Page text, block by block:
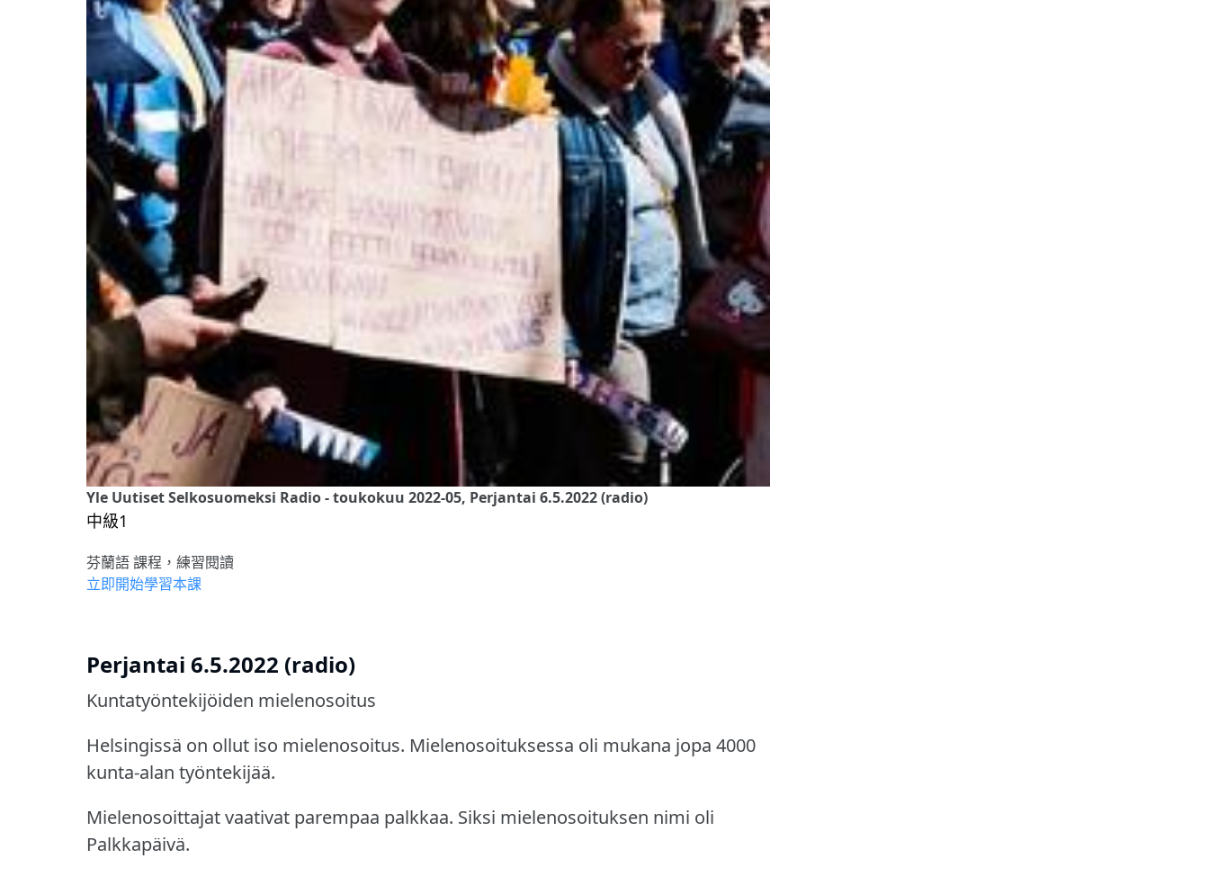
Yle Uutiset Selkosuomeksi Radio - toukokuu 2022-05, Perjantai 6.5.2022 (radio)
中級1
芬蘭語 課程，練習閱讀
立即開始學習本課
Perjantai 6.5.2022 (radio)
Kuntatyöntekijöiden mielenosoitus
Helsingissä on ollut iso mielenosoitus. Mielenosoituksessa oli mukana jopa 4000
kunta-alan työntekijää.
Mielenosoittajat vaativat parempaa palkkaa. Siksi mielenosoituksen nimi oli
Palkkapäivä.